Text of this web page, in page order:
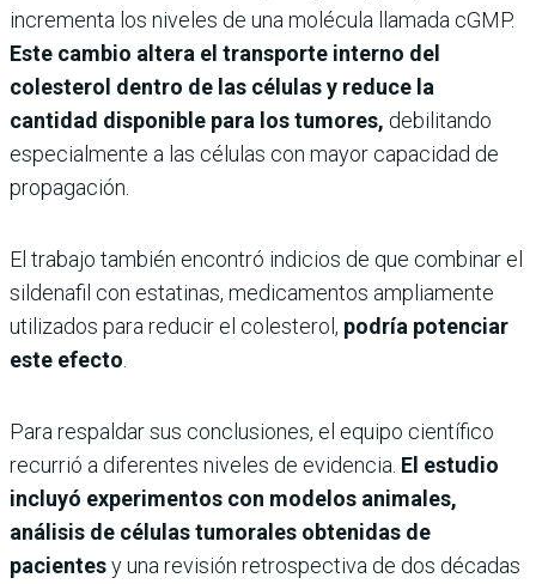
incrementa los niveles de una molécula llamada cGMP.
Este cambio altera el transporte interno del
colesterol dentro de las células y reduce la
cantidad disponible para los tumores, debilitando
especialmente a las células con mayor capacidad de
propagación.
El trabajo también encontró indicios de que combinar el
sildenafil con estatinas, medicamentos ampliamente
utilizados para reducir el colesterol, podría potenciar
este efecto
Para respaldar sus conclusiones, el equipo científico
recurrió a diferentes niveles de evidencia. El estudio
incluyó experimentos con modelos animales,
análisis de células tumorales obtenidas de
pacientesy una revisión retrospectiva de dos décadas